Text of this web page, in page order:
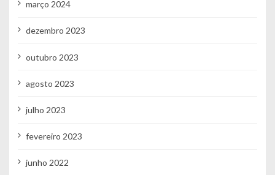
março 2024
dezembro 2023
outubro 2023
agosto 2023
julho 2023
fevereiro 2023
junho 2022